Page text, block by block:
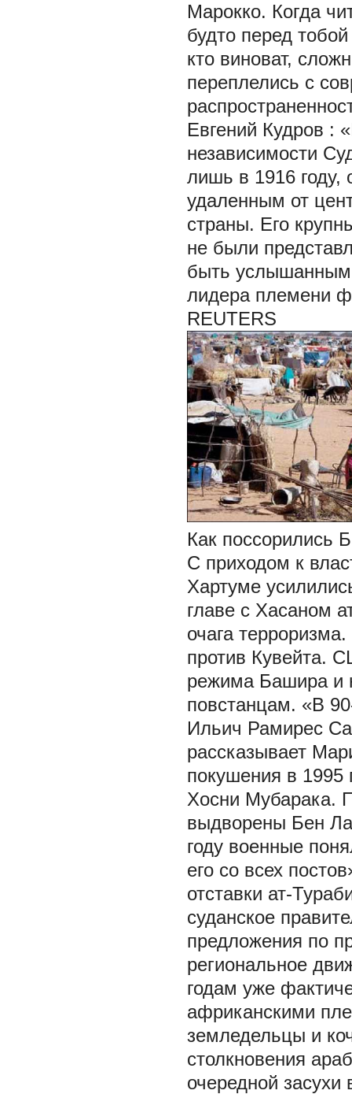
Марокко. Когда
будто перед
кто виноват,
переплелись с
Евгений Кудров :
независимости
лишь в 1916 году,
удаленным от
страны. Его
не были
быть
лидера племени
REUTERS
Как поссорились
С приходом к
Хартуме
главе с Хасаном
очага
против Кувейта.
режима Башира и
повстанцам. «В
Ильич Рамирес
рассказывает
покушения в 1995
Хосни Мубарака.
выдворены Бен
году военные
его со всех
отставки ат-
суданское
предложения по
региональное
годам уже
африканскими
земледельцы и
столкновения
очередной